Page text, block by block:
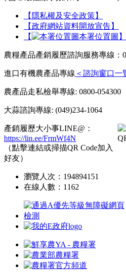
【隱私權及安全政策】
【政府網站資料開放宣告】
【
本署位置圖】
農糧產品產銷履歷諮詢服務專線：
進口有機農產品專線 ＜諮詢窗口一
農產品走私檢舉專線: 0800-054300
大蒜諮詢專線: (049)234-1064
產銷履歷大小事LINE@：
https://lin.ee/FrmWf4N
（點擊連結或掃描QR Code加入
好友）
瀏覽人次： 194894151
在線人數： 1162